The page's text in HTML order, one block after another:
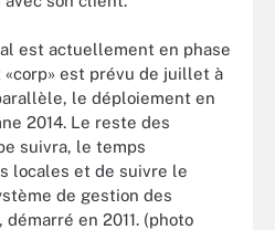
est actuellement en phase
est prévu de juillet à
le déploiement en
2014. Le reste des
suivra, le temps
locales et de suivre le
de gestion des
en 2011. (photo